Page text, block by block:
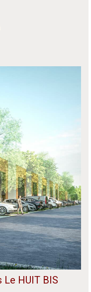
HUIT BIS